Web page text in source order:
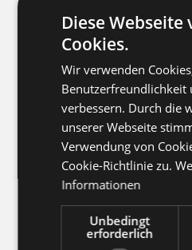
der
in
Main
Unser AMC-
besteht aus
hochmotivierten
Stilen und
Diese
Cookies.
Wir verwenden
Benutzerfreundlichkeit
verbessern. Durch die
unserer Webseite
Verwendung von
Cookie-Richtlinie zu.
Informationen
Unbedingt
erforderlich